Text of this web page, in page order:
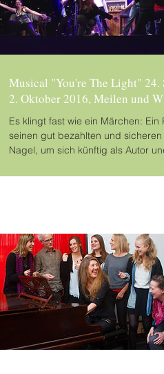
Musical "You're The Light" 24.
2. Oktober 2016, Meilen und
Es klingt fast wie ein Märchen: Ein
seinen gut bezahlten und
Nagel, um sich künftig als Autor